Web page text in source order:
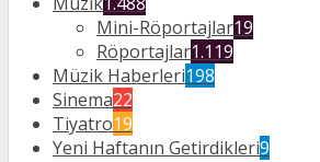
Mini-Röportajlar19
Röportajlar1.119
Müzik Haberleri198
Sinema22
Tiyatro19
Yeni Haftanın Getirdikleri9